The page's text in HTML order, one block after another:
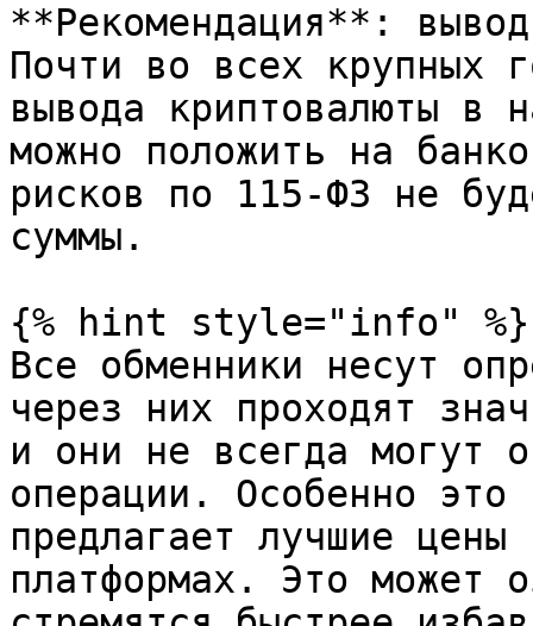
**Рекомендация**:
Почти во всех крупных
вывода криптовалюты в
можно положить на
рисков по 115-ФЗ не
суммы.
{% hint style="info" %}
Все обменники несут
через них проходят
и они не всегда могут
операции. Особенно
предлагает лучшие
платформах. Это может